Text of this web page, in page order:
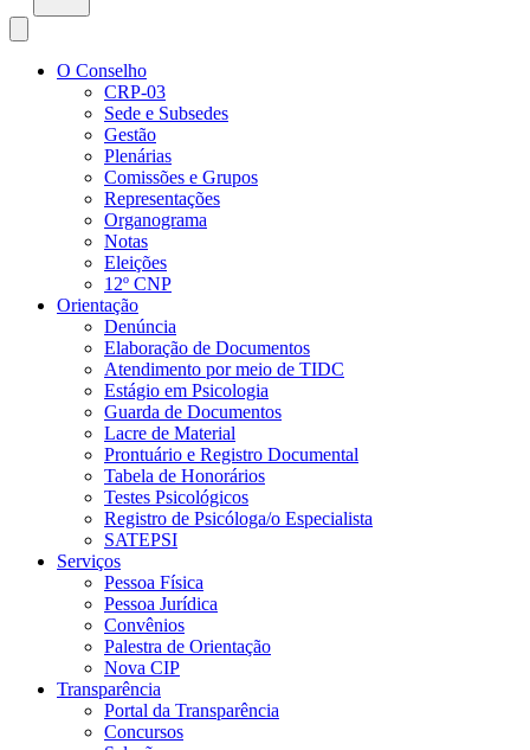
O Conselho
CRP-03
Sede e Subsedes
Gestão
Plenárias
Comissões e Grupos
Representações
Organograma
Notas
Eleições
12º CNP
Orientação
Denúncia
Elaboração de Documentos
Atendimento por meio de TIDC
Estágio em Psicologia
Guarda de Documentos
Lacre de Material
Prontuário e Registro Documental
Tabela de Honorários
Testes Psicológicos
Registro de Psicóloga/o Especialista
SATEPSI
Serviços
Pessoa Física
Pessoa Jurídica
Convênios
Palestra de Orientação
Nova CIP
Transparência
Portal da Transparência
Concursos